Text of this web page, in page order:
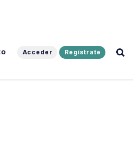
Acceder Regístrate